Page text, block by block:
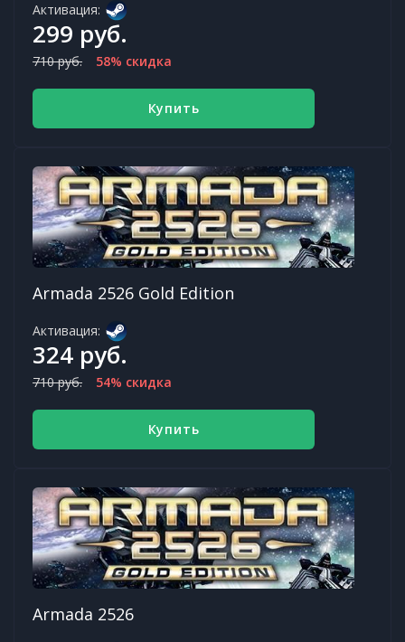
Активация:
299 руб.
710 руб. 58% скидка
Купить
Armada 2526 Gold Edition
Активация:
324 руб.
710 руб. 54% скидка
Купить
Armada 2526